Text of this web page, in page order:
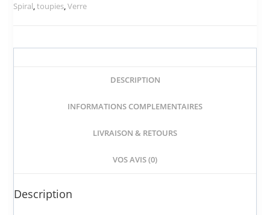
Spiral,toupies,Verre
DESCRIPTION
INFORMATIONS COMPLEMENTAIRES
LIVRAISON & RETOURS
VOS AVIS (0)
Description